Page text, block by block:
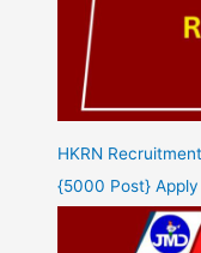
HKRN
{5000 Post} Apply